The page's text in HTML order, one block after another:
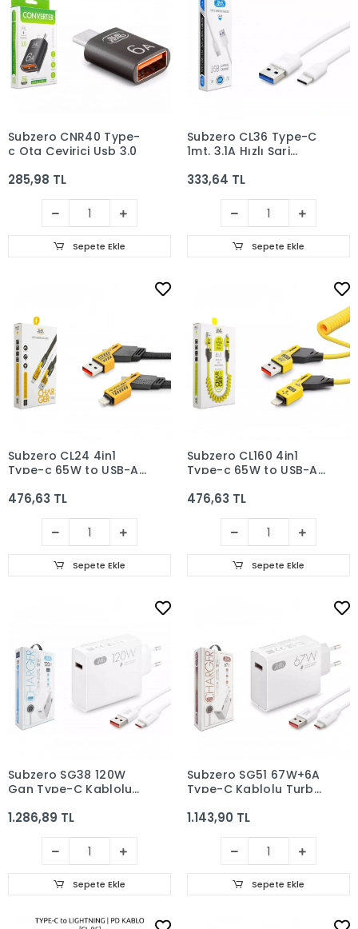
Subzero CNR40 Type-
c Otg Çevirici Usb 3.0
285,98 TL
Sepete Ekle
Subzero CL36 Type-C
1mt. 3.1A Hızlı Şarj
333,64 TL
Sepete Ekle
Subzero CL24 4in1
Type-c 65W to USB-A
27W Hızlı Şarj Kablosu
476,63 TL
Sepete Ekle
Subzero CL160 4in1
Type-c 65W to USB-A
27W Hızlı Şarj Kablosu
476,63 TL
Sepete Ekle
Subzero SG38 120W
Gan Type-C Kablolu
Salise Gösterir
1.286,89 TL
Sepete Ekle
Subzero SG51 67W+6A
Type-C Kablolu Turbo
Gösterir
1.143,90 TL
Sepete Ekle